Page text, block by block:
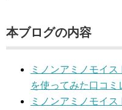
本ブログの内容
ミノンアミノモイス
を使ってみた口コミ
ミノンアミノモイス